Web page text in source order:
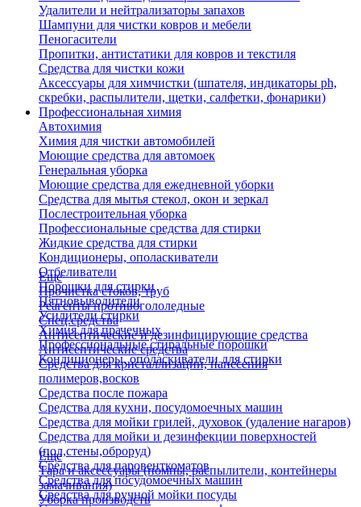
Удалители и нейтрализаторы запахов
Шампуни для чистки ковров и мебели
Пеногасители
Пропитки, антистатики для ковров и текстиля
Средства для чистки кожи
Аксессуары для химчистки (шпателя, индикаторы ph,
скребки, распылители, щетки, салфетки, фонарики)
Профессиональная химия
Автохимия
Химия для чистки автомобилей
Моющие средства для автомоек
Генеральная уборка
Моющие средства для ежедневной уборки
Средства для мытья стекол, окон и зеркал
Послестроительная уборка
Профессиональные средства для стирки
Жидкие средства для стирки
Кондиционеры, ополаскиватели
Отбеливатели
Порошки для стирки
Пятновыводители
Усилители стирки
Химия для прачечных
Профессиональные стиральные порошки
Кондиционеры, ополаскиватели для стирки
Еще
Прочистка стоков, труб
Реагенты противогололедные
Спец.средства
Антисептические и дезинфицирующие средства
Антисептические средства
Средства для кристаллизации, нанесения
полимеров,восков
Средства после пожара
Средства для кухни, посудомоечных машин
Средства для мойки грилей, духовок (удаление нагаров)
Средства для мойки и дезинфекции поверхностей
(пол,стены,оброруд)
Средства для паровенткоматов
Средства для посудомоечных машин
Средства для ручной мойки посуды
Еще
Тара и аксессуары (помпы, распылители, контейнеры
замачивания)
Уборка производств